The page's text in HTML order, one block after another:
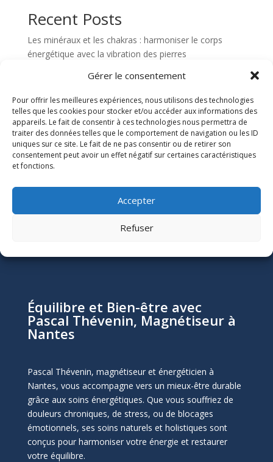
Gérer le consentement
Pour offrir les meilleures expériences, nous utilisons des technologies
telles que les cookies pour stocker et/ou accéder aux informations des
appareils. Le fait de consentir à ces technologies nous permettra de
traiter des données telles que le comportement de navigation ou les ID
uniques sur ce site. Le fait de ne pas consentir ou de retirer son
consentement peut avoir un effet négatif sur certaines caractéristiques
et fonctions.
Accepter
Refuser
Recent Posts
Les minéraux et les chakras : harmoniser le corps
énergétique avec la vibration des pierres
Le pouvoir des minéraux : alliés naturels de
Formation en soins quantiques à Nantes : pour qui,
pour quoi et avec quels résultats ?
Abondance : comment l’inviter pleinement dans sa vie ?
Soins quantiques : comment ça fonctionne vraiment ?
Recent Comments
Aucun commentaire à afficher.
Équilibre et Bien-être avec
Pascal Thévenin, Magnétiseur à
Nantes
Pascal Thévenin, magnétiseur et énergéticien à
Nantes, vous accompagne vers un mieux-être durable
grâce aux soins énergétiques. Que vous souffriez de
douleurs chroniques, de stress, ou de blocages
émotionnels, ses soins naturels et holistiques sont
conçus pour harmoniser votre énergie et restaurer
votre équilibre.